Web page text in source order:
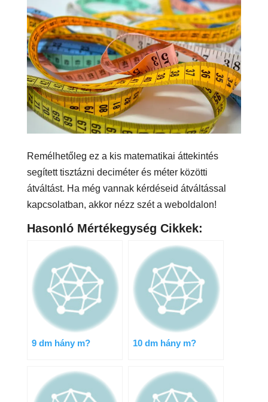
Remélhetőleg ez a kis matematikai áttekintés
segített tisztázni deciméter és méter közötti
átváltást. Ha még vannak kérdéseid átváltással
kapcsolatban, akkor nézz szét a weboldalon!
Hasonló Mértékegység Cikkek:
9 dm hány m? 10 dm hány m?